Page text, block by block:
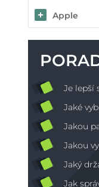
Apple
Je lepší
Jaké
Jakou
Jakou
Jaký
Jak